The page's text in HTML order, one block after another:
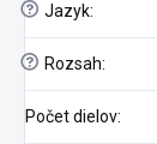
? Jazyk:
? Rozsah:
Počet dielov: